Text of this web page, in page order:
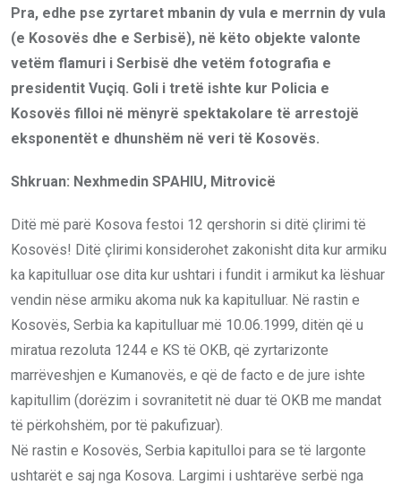
Pra, edhe pse zyrtaret mbanin dy vula e merrnin dy vula
(e Kosovës dhe e Serbisë), në këto objekte valonte
vetëm flamuri i Serbisë dhe vetëm fotografia e
presidentit Vuçiq. Goli i tretë ishte kur Policia e
Kosovës filloi në mënyrë spektakolare të arrestojë
eksponentët e dhunshëm në veri të Kosovës.
Shkruan: Nexhmedin SPAHIU, Mitrovicë
Ditë më parë Kosova festoi 12 qershorin si ditë çlirimi të
Kosovës! Ditë çlirimi konsiderohet zakonisht dita kur armiku
ka kapitulluar ose dita kur ushtari i fundit i armikut ka lëshuar
vendin nëse armiku akoma nuk ka kapitulluar. Në rastin e
Kosovës, Serbia ka kapitulluar më 10.06.1999, ditën që u
miratua rezoluta 1244 e KS të OKB, që zyrtarizonte
marrëveshjen e Kumanovës, e që de facto e de jure ishte
kapitullim (dorëzim i sovranitetit në duar të OKB me mandat
të përkohshëm, por të pakufizuar).
Në rastin e Kosovës, Serbia kapitulloi para se të largonte
ushtarët e saj nga Kosova. Largimi i ushtarëve serbë nga